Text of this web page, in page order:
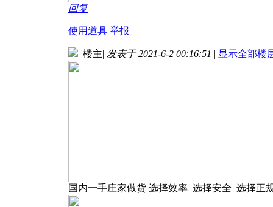
回复
使用道具 举报
楼主| 发表于 2021-6-2 00:16:51 | 显示全部楼
国内一手庄家做货 选择效率 选择安全 选择正